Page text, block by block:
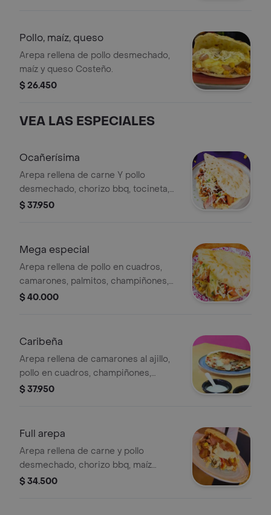
Pollo, maíz, queso
Arepa rellena de pollo desmechado,
maíz y queso Costeño.
$ 26.450
VEA LAS ESPECIALES
Ocañerísima
Arepa rellena de carne Y pollo
desmechado, chorizo bbq, tocineta,
maduro, maíz desgranado, salchicha
$ 37.950
Mega especial
Arepa rellena de pollo en cuadros,
camarones, palmitos, champiñones,
maíz desgranado, cebolla, pimentón
$ 40.000
Caribeña
Arepa rellena de camarones al ajillo,
pollo en cuadros, champiñones,
cebolla ocañera, salsa de la casa,
$ 37.950
Full arepa
Arepa rellena de carne y pollo
desmechado, chorizo bbq, maíz
desgranado, huevo de codorniz, puré
$ 34.500